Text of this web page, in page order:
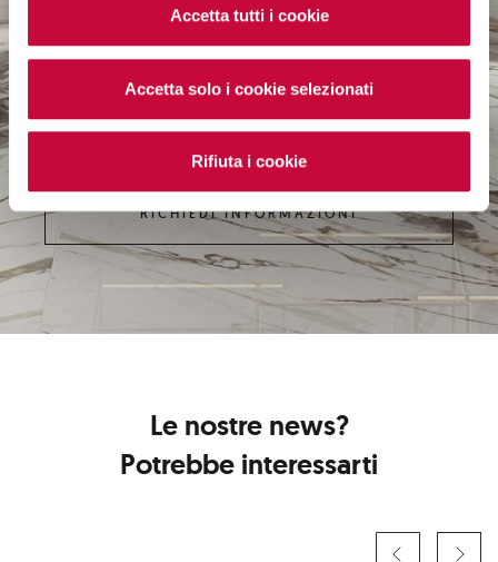
Accetta tutti i cookie
Accetta solo i cookie selezionati
Rifiuta i cookie
Trattamento dei dati personali
trattamento dei miei dati personali
Desidero iscrivermi alla newsletter
Le nostre news?
Potrebbe interessarti